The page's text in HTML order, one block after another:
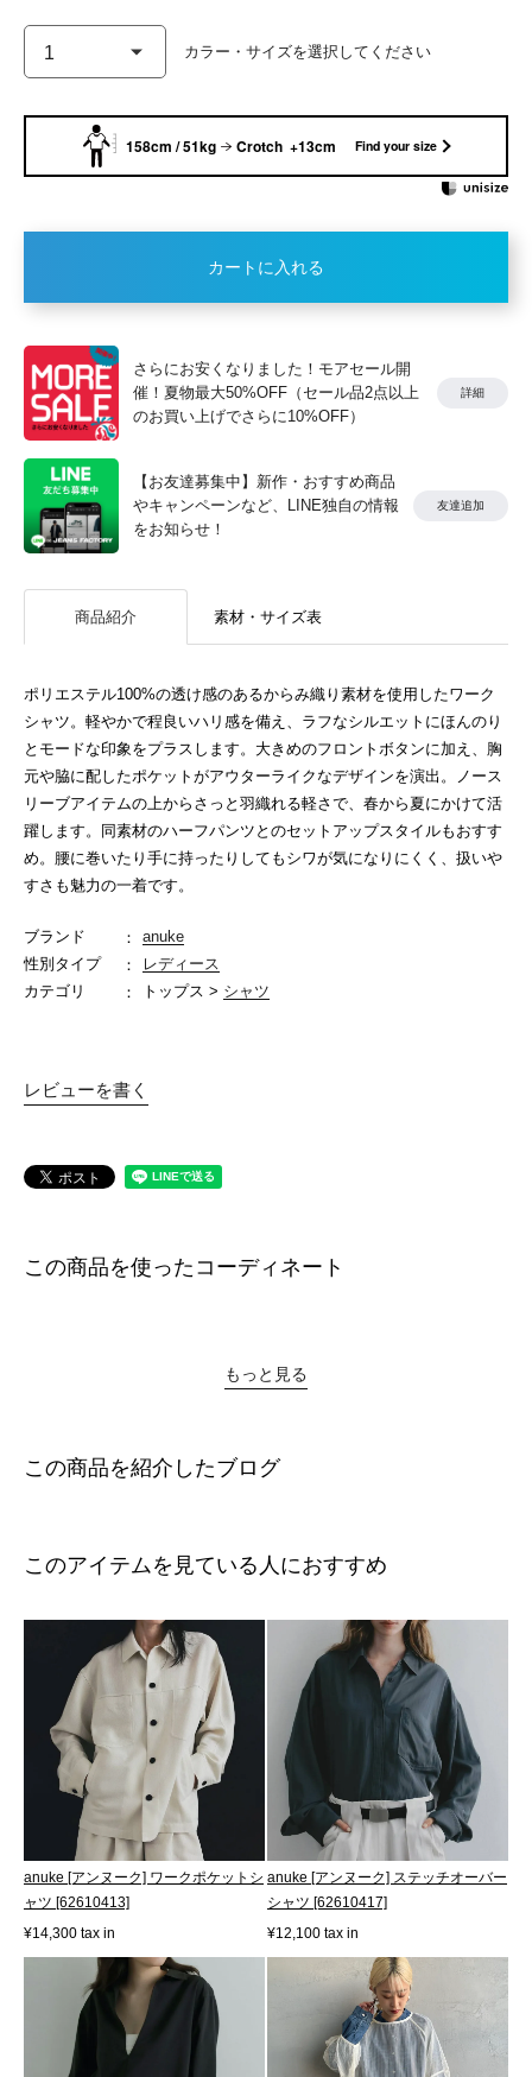
158cm / 51kg Crotch +13cm Find your size
カートに入れる
さらにお安くなりました！モアセール開
催！夏物最大50%OFF（セール品2点以上
のお買い上げでさらに10%OFF）
詳細
【お友達募集中】新作・おすすめ商品
やキャンペーンなど、LINE独自の情報
をお知らせ！
友達追加
商品紹介 素材・サイズ表
ポリエステル100%の透け感のあるからみ織り素材を使用したワーク
シャツ。軽やかで程良いハリ感を備え、ラフなシルエットにほんのり
とモードな印象をプラスします。大きめのフロントボタンに加え、胸
元や脇に配したポケットがアウターライクなデザインを演出。ノース
リーブアイテムの上からさっと羽織れる軽さで、春から夏にかけて活
躍します。同素材のハーフパンツとのセットアップスタイルもおすす
め。腰に巻いたり手に持ったりしてもシワが気になりにくく、扱いや
すさも魅力の一着です。
ブランド
anuke
性別タイプ
レディース
カテゴリ
トップス > シャツ
レビューを書く
この商品を使ったコーディネート
もっと見る
この商品を紹介したブログ
このアイテムを見ている人におすすめ
anuke [アンヌーク] ワークポケットシ
ャツ [62610413]
¥14,300 tax in
anuke [アンヌーク] ステッチオーバー
シャツ [62610417]
¥12,100 tax in